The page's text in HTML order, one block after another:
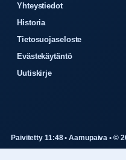
Yhteystiedot
Historia
Tietosuojaseloste
Evästekäytäntö
Uutiskirje
Paivitetty 11:48 • Aamupaiva • ©